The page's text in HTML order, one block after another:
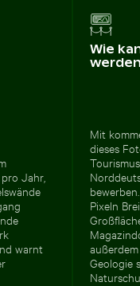
Jahr,
warnt
Wie
Mit
dieses
Pixeln
Geologie